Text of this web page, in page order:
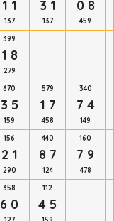
1 1
137
3 1
137
0 8
459
399
1 8
279
670
3 5
159
579
1 7
458
340
7 4
149
156
2 1
290
440
8 7
124
160
7 9
478
358
6 0
112
4 5